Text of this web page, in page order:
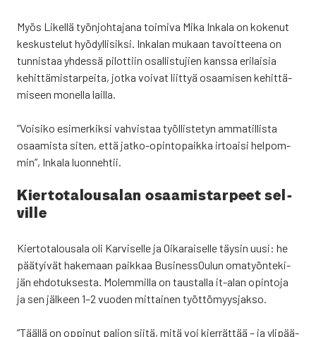
Myös Likel­lä työn­joh­ta­ja­na toi­mi­va Mika Inka­la on koke­nut
kes­kus­te­lut hyö­dyl­li­sik­si. Inka­lan mukaan tavoit­tee­na on
tun­nis­taa yhdes­sä pilot­tiin osal­lis­tu­jien kans­sa eri­lai­sia
kehit­tä­mis­tar­pei­ta, jot­ka voi­vat liit­tyä osaa­mi­sen kehit­tä­
mi­seen monel­la lail­la.
”Voi­si­ko esi­mer­kik­si vah­vis­taa työl­lis­te­tyn amma­til­lis­ta
osaa­mis­ta siten, että jat­ko-opin­to­paik­ka irtoai­si hel­pom­
min”, Inka­la luon­neh­tii.
Kier­to­ta­lous­a­lan osaa­mis­tar­peet sel­
vil­le
Kier­to­ta­lous­a­la oli Kar­vi­sel­le ja Oika­rai­sel­le täy­sin uusi: he
pää­tyi­vät hake­maan paik­kaa Business­Oulun oma­työn­te­ki­
jän ehdo­tuk­ses­ta. Molem­mil­la on taus­tal­la it-alan opin­to­ja
ja sen jäl­keen 1–2 vuo­den mit­tai­nen työt­tö­myys­jak­so.
”Tääl­lä on oppi­nut pal­jon sii­tä, mitä voi kier­rät­tää – ja yli­pää­